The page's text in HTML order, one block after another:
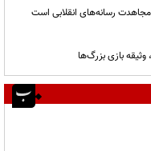
رسانه‌های انقلابی است
بازی بزرگ‌ها